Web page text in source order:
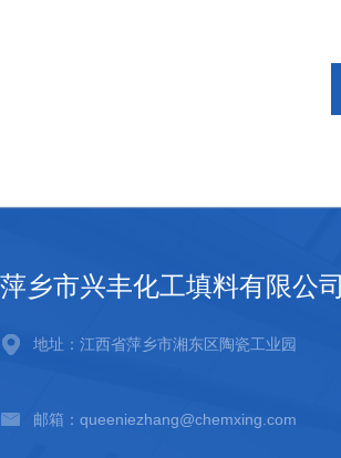
萍乡市兴丰化工填料有限公司
地址：江西省萍乡市湘东区陶瓷工业园
邮箱：queeniezhang@chemxing.com